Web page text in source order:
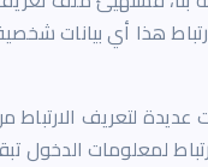
هذا أي بيانات
عديدة لتعريف
لمعلومات الدخول